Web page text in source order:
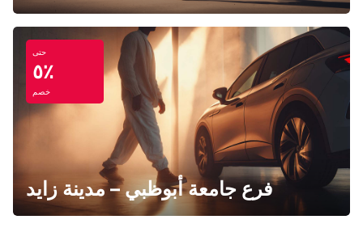
حتى
٥٪
خصم
فرع جامعة أبوظبي – مدينة زايد